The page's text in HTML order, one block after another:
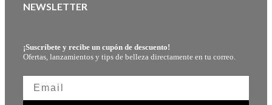
NEWSLETTER
¡Suscríbete y recibe un cupón de descuento!
Ofertas, lanzamientos y tips de belleza directamente en tu correo.